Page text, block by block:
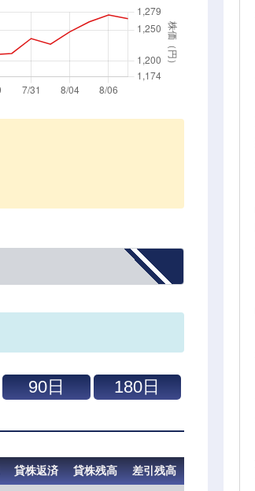
貸株返済 貸株残高 差引残高